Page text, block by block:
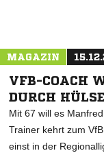
MAGAZIN
VFB-COACH
DURCH
Mit 67 will es
Trainer kehrt zum
einst in der